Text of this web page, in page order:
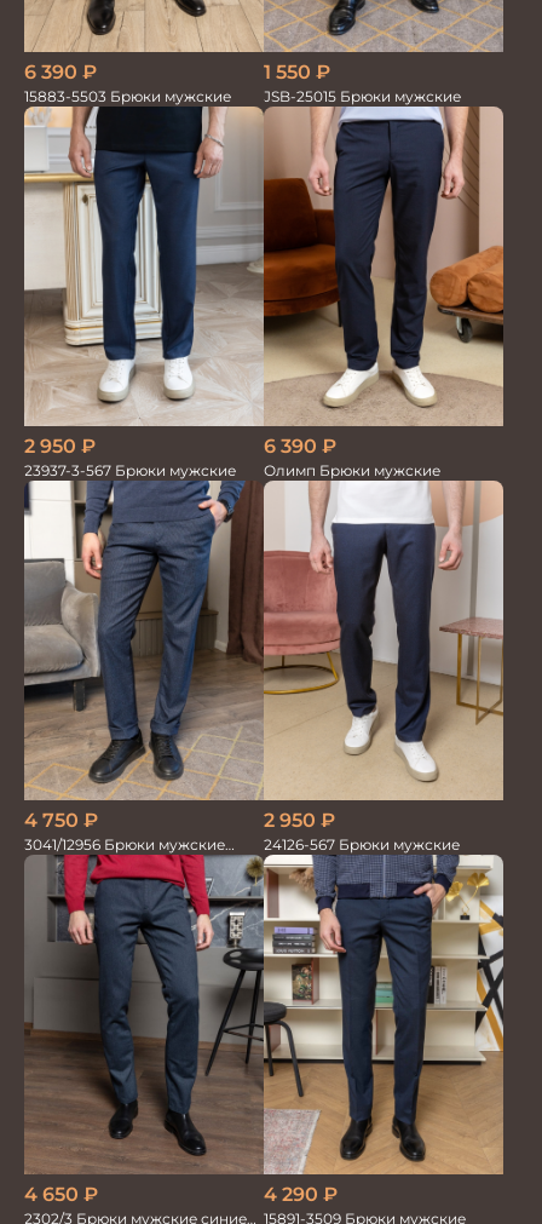
6 390 ₽
15883-5503 Брюки мужские
1 550 ₽
JSB-25015 Брюки мужские
2 950 ₽
23937-3-567 Брюки мужские
6 390 ₽
Олимп Брюки мужские
4 750 ₽
3041/12956 Брюки мужские
океан
2 950 ₽
24126-567 Брюки мужские
4 650 ₽
2302/3 Брюки мужские синие
4 290 ₽
15891-3509 Брюки мужские